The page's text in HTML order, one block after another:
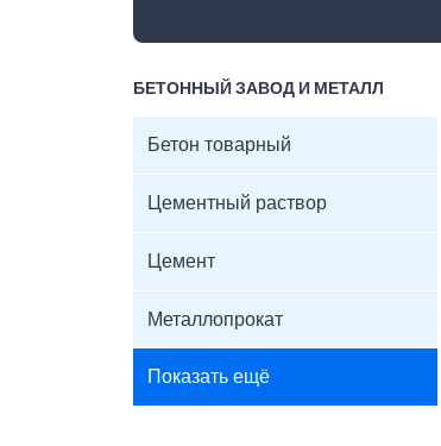
БЕТОННЫЙ ЗАВОД И МЕТАЛЛ
Бетон товарный
Цементный раствор
Цемент
Металлопрокат
Показать ещё